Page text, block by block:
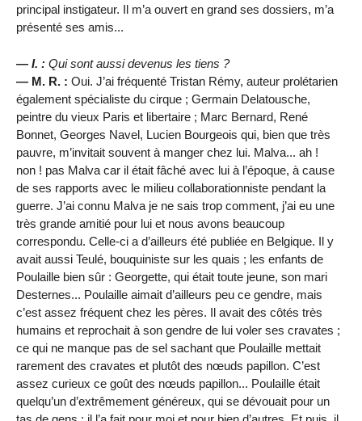
principal instigateur. Il m’a ouvert en grand ses dossiers, m’a
présenté ses amis...
— I. : Qui sont aussi devenus les tiens ?
— M. R. : Oui. J’ai fréquenté Tristan Rémy, auteur prolétarien
également spécialiste du cirque ; Germain Delatousche,
peintre du vieux Paris et libertaire ; Marc Bernard, René
Bonnet, Georges Navel, Lucien Bourgeois qui, bien que très
pauvre, m’invitait souvent à manger chez lui. Malva... ah !
non ! pas Malva car il était fâché avec lui à l’époque, à cause
de ses rapports avec le milieu collaborationniste pendant la
guerre. J’ai connu Malva je ne sais trop comment, j’ai eu une
très grande amitié pour lui et nous avons beaucoup
correspondu. Celle-ci a d’ailleurs été publiée en Belgique. Il y
avait aussi Teulé, bouquiniste sur les quais ; les enfants de
Poulaille bien sûr : Georgette, qui était toute jeune, son mari
Desternes... Poulaille aimait d’ailleurs peu ce gendre, mais
c’est assez fréquent chez les pères. Il avait des côtés très
humains et reprochait à son gendre de lui voler ses cravates ;
ce qui ne manque pas de sel sachant que Poulaille mettait
rarement des cravates et plutôt des nœuds papillon. C’est
assez curieux ce goût des nœuds papillon... Poulaille était
quelqu’un d’extrêmement généreux, qui se dévouait pour un